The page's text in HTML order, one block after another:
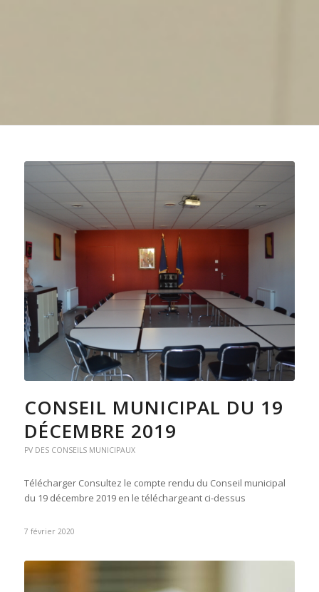
CONSEIL MUNICIPAL DU 19
DÉCEMBRE 2019
PV DES CONSEILS MUNICIPAUX
Télécharger Consultez le compte rendu du Conseil municipal
du 19 décembre 2019 en le téléchargeant ci-dessus
7 février 2020